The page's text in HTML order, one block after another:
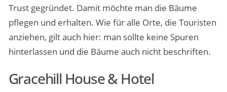
Trust gegründet. Damit möchte man die Bäume
pflegen und erhalten. Wie für alle Orte, die Touristen
anziehen, gilt auch hier: man sollte keine Spuren
hinterlassen und die Bäume auch nicht beschriften.
Gracehill House & Hotel